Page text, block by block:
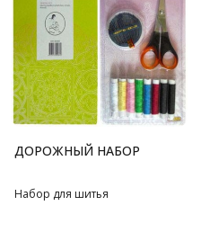
ДОРОЖНЫЙ НАБОР
Набор для шитья